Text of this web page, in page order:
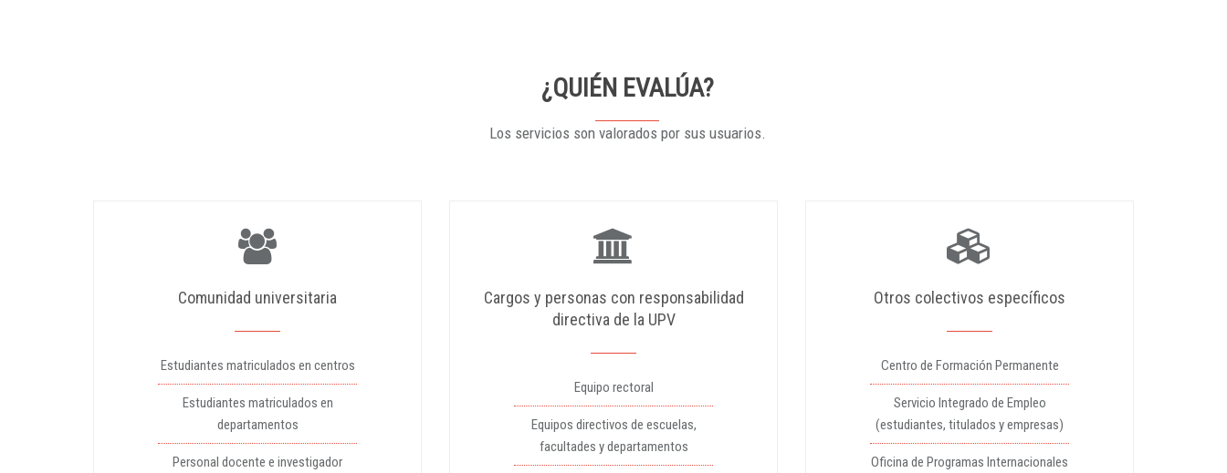
¿QUIÉN EVALÚA?
Los servicios son valorados por sus usuarios.
Comunidad universitaria
Estudiantes matriculados en centros
Estudiantes matriculados en
departamentos
Personal docente e investigador
Cargos y personas con responsabilidad
directiva de la UPV
Equipo rectoral
Equipos directivos de escuelas,
facultades y departamentos
Otros colectivos específicos
Centro de Formación Permanente
Servicio Integrado de Empleo
(estudiantes, titulados y empresas)
Oficina de Programas Internacionales